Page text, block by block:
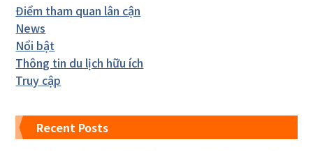
Điểm tham quan lân cận
News
Nổi bật
Thông tin du lịch hữu ích
Truy cập
Recent Posts